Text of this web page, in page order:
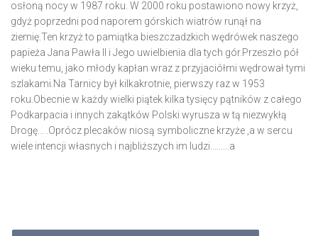
osłoną nocy w 1987 roku. W 2000 roku postawiono nowy krzyż,
gdyż poprzedni pod naporem górskich wiatrów runął na
ziemię.Ten krzyż to pamiątka bieszczadzkich wędrówek naszego
papieża Jana Pawła II i Jego uwielbienia dla tych gór.Przeszło pół
wieku temu, jako młody kapłan wraz z przyjaciółmi wędrował tymi
szlakami.Na Tarnicy był kilkakrotnie, pierwszy raz w 1953
roku.Obecnie w każdy wielki piątek kilka tysięcy pątników z całego
Podkarpacia i innych zakątków Polski wyrusza w tą niezwykłą
Drogę... .Oprócz plecaków niosą symboliczne krzyże ,a w sercu
wiele intencji własnych i najbliższych im ludzi.........a